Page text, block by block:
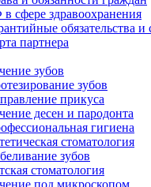
сфере здравоохранения
обязательства и
партнера
зубов
зубов
прикуса
десен и пародонта
гигиена
стоматология
зубов
стоматология
под микроскопом